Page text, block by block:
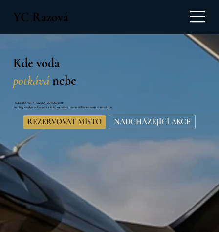
YC Razová
SLEZSKÁ HARTA · RAZOVÁ · OD ROKU 2018
Kde voda
potkávánebe
Jachting, letectví a outdoorové zážitky na největší přehradě Moravskoslezského kraje.
REZERVOVAT MÍSTO NADCHÁZEJÍCÍ AKCE